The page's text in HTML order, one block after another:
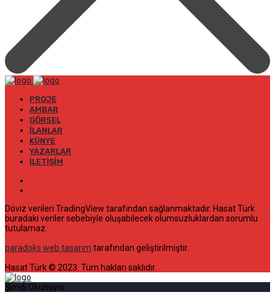
PROJE
AMBAR
GÖRSEL
İLANLAR
KÜNYE
YAZARLAR
İLETIŞIM
Döviz verileri TradingView tarafından sağlanmaktadır. Hasat Türk
buradaki veriler sebebiyle oluşabilecek olumsuzluklardan sorumlu
tutulamaz.
paradoks web tasarım tarafından geliştirilmiştir.
Hasat Türk © 2023. Tüm hakları saklıdır.
Şimdi Okunuyor